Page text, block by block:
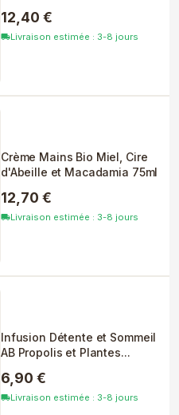
12,40 €
local_shippingLivraison estimée : 3-8 jours
Crème Mains Bio Miel, Cire
d'Abeille et Macadamia 75ml
12,70 €
local_shippingLivraison estimée : 3-8 jours
Infusion Détente et Sommeil
AB Propolis et Plantes...
6,90 €
local_shippingLivraison estimée : 3-8 jours